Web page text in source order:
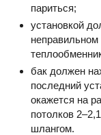
париться;
установкой
бак должен
последний
окажется на
потолков
шлангом.